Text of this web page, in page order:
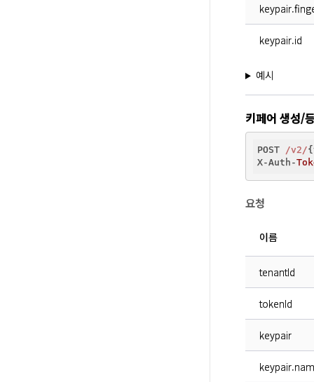
keypair.id
예시
키페어 생성/
POST /v2/
X-Auth-
요청
이름
tenantId
tokenId
keypair